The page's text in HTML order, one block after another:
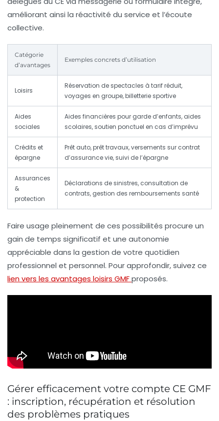
améliorant ainsi la réactivité du service et l’écoute
collective.
Catégorie
d’avantages
Exemples concrets d’utilisation
Loisirs
Réservation de spectacles à tarif réduit,
voyages en groupe, billetterie sportive
Aides
sociales
Aides financières pour garde d’enfants, aides
scolaires, soutien ponctuel en cas d’imprévu
Crédits et
épargne
Prêt auto, prêt travaux, versements sur contrat
d’assurance vie, suivi de l’épargne
Assurances
&
protection
Déclarations de sinistres, consultation de
contrats, gestion des remboursements santé
Faire usage pleinement de ces possibilités procure un
gain de temps significatif et une autonomie
appréciable dans la gestion de votre quotidien
professionnel et personnel. Pour approfondir, suivez ce
lien vers les avantages loisirs GMFproposés.
Gérer efficacement votre compte CE GMF
: inscription, récupération et résolution
des problèmes pratiques